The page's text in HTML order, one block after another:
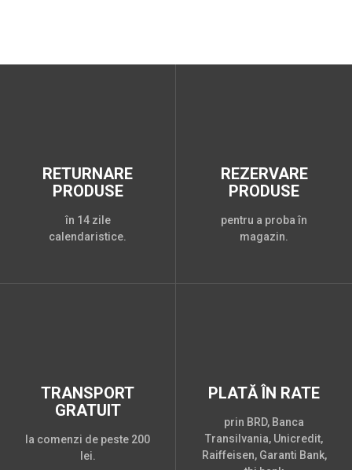
RETURNARE
PRODUSE
în 14 zile
calendaristice.
REZERVARE
PRODUSE
pentru a proba în
magazin.
TRANSPORT
GRATUIT
la comenzi de peste 200
lei.
PLATĂ ÎN RATE
prin BRD, Banca
Transilvania, Unicredit,
Raiffeisen, Garanti Bank,